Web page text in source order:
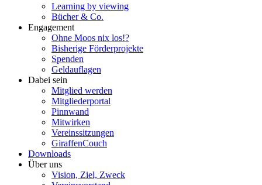
Learning by viewing
Bücher & Co.
Engagement
Ohne Moos nix los!?
Bisherige Förderprojekte
Spenden
Geldauflagen
Dabei sein
Mitglied werden
Mitgliederportal
Pinnwand
Mitwirken
Vereinssitzungen
GiraffenCouch
Downloads
Über uns
Vision, Ziel, Zweck